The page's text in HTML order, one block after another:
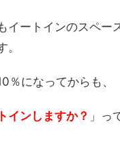
イートインのスペー
％になってからも、
インしますか？ 」っ